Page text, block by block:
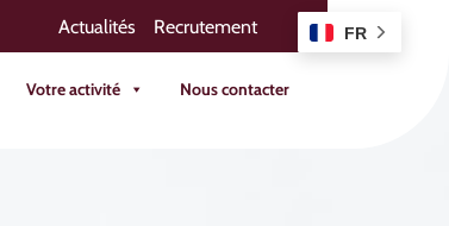
Actualités Recrutement
Votre activité Nous contacter
FR